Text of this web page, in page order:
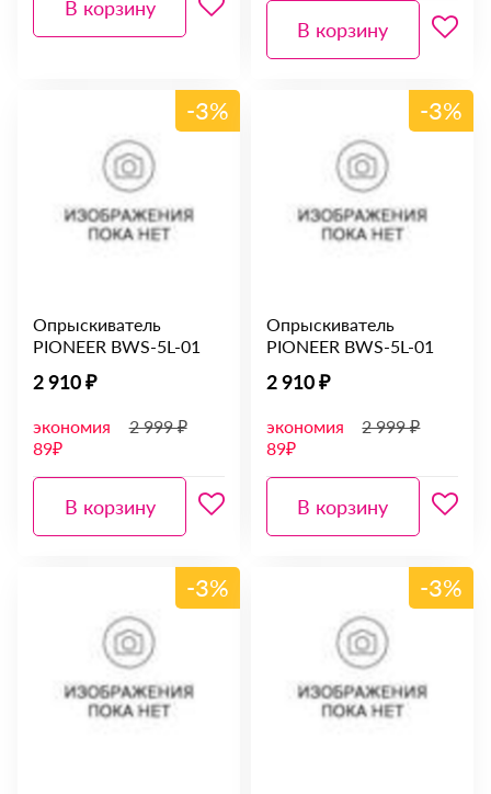
В корзину
В корзину
-3%
Опрыскиватель
PIONEER BWS-5L-01
2 910 ₽
экономия
89₽
2 999 ₽
В корзину
-3%
Опрыскиватель
PIONEER BWS-5L-01
2 910 ₽
экономия
89₽
2 999 ₽
В корзину
-3% -3%